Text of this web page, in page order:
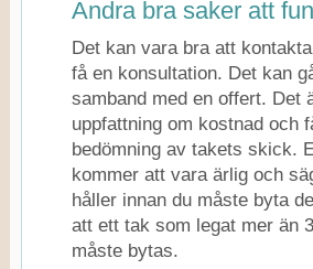
Andra bra saker att
Det kan vara bra att
få en konsultation. Det kan
samband med en offert. Det
uppfattning om kostnad och
bedömning av takets skick.
kommer att vara ärlig och
håller innan du måste byta
att ett tak som legat mer än
måste bytas.